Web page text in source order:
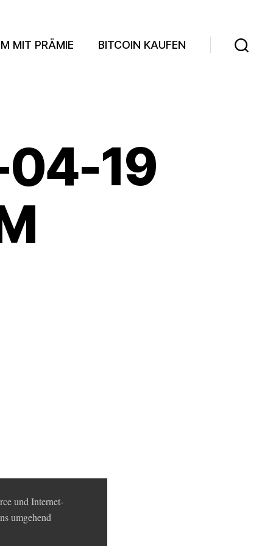
MIT PRÄMIE BITCOIN KAUFEN
04-19
und Internet-
umgehend